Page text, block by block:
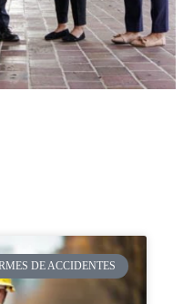
DE ACCIDENTES